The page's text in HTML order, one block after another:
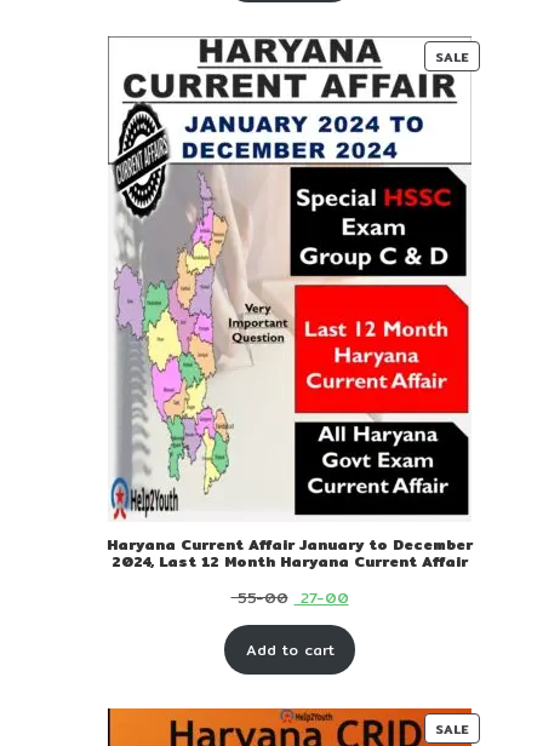
00.
00.
SALE
Haryana Current Affair January to December
2024, Last 12 Month Haryana Current Affair
55-00 Original
price
was:
00.
27-00Current
price
is:
00.
Add to cart
SALE